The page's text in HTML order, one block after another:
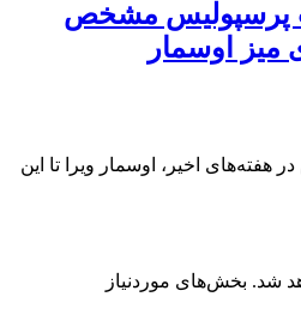
پرسپولیس مشخص
اوسمار
هفته‌های اخیر، اوسمار ویرا تا این
شد. بخش‌های موردنیاز